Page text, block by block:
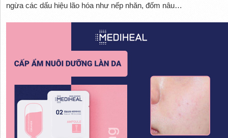
ngừa các dấu hiệu lão hóa như nếp nhăn, đốm nâu…